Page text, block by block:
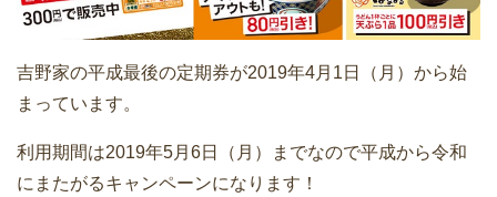
吉野家の平成最後の定期券が2019年4月1日（月）から始
まっています。
利用期間は2019年5月6日（月）までなので平成から令和
にまたがるキャンペーンになります！